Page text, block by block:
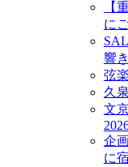
【
に
響
弦
久
文
企
に